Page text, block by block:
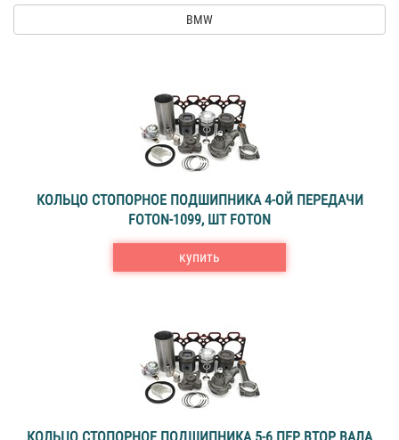
BMW
КОЛЬЦО СТОПОРНОЕ ПОДШИПНИКА 4-ОЙ ПЕРЕДАЧИ
FOTON-1099, ШТ FOTON
купить